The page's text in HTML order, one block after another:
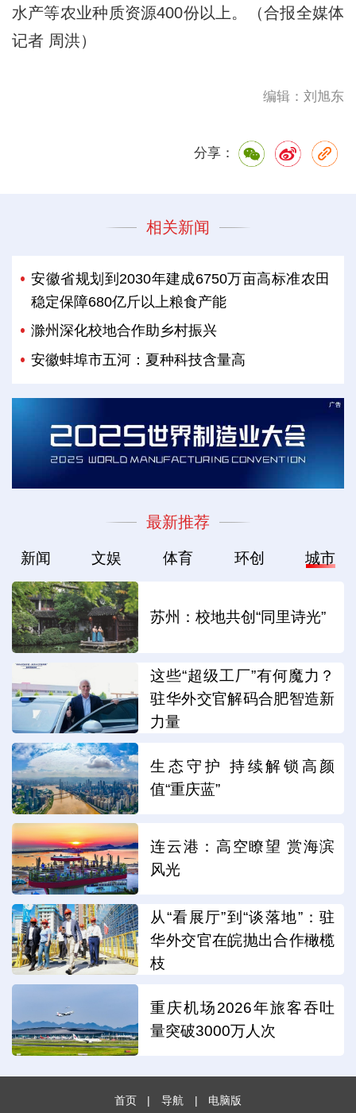
水产等农业种质资源400份以上。（合报全媒体
记者 周洪）
编辑：刘旭东
分享：
相关新闻
安徽省规划到2030年建成6750万亩高标准农田
稳定保障680亿斤以上粮食产能
滁州深化校地合作助乡村振兴
安徽蚌埠市五河：夏种科技含量高
最新推荐
新闻 文娱 体育 环创 城市
苏州：校地共创“同里诗光”
这些“超级工厂”有何魔力？
驻华外交官解码合肥智造新
力量
生态守护 持续解锁高颜
值“重庆蓝”
连云港：高空瞭望 赏海滨
风光
从“看展厅”到“谈落地”：驻
华外交官在皖抛出合作橄榄
枝
重庆机场2026年旅客吞吐
量突破3000万人次
首页 | 导航 | 电脑版